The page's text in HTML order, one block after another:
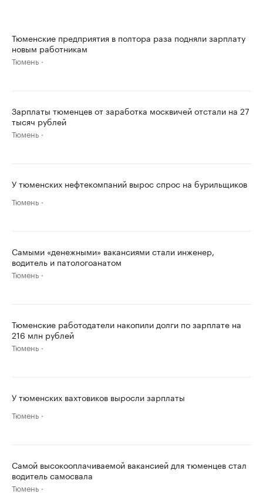
Тюменские предприятия в полтора раза подняли зарплату
новым работникам
Тюмень
Зарплаты тюменцев от заработка москвичей отстали на 27
тысяч рублей
Тюмень
У тюменских нефтекомпаний вырос спрос на бурильщиков
Тюмень
Самыми «денежными» вакансиями стали инженер,
водитель и патологоанатом
Тюмень
Тюменские работодатели накопили долги по зарплате на
216 млн рублей
Тюмень
У тюменских вахтовиков выросли зарплаты
Тюмень
Самой высокооплачиваемой вакансией для тюменцев стал
водитель самосвала
Тюмень